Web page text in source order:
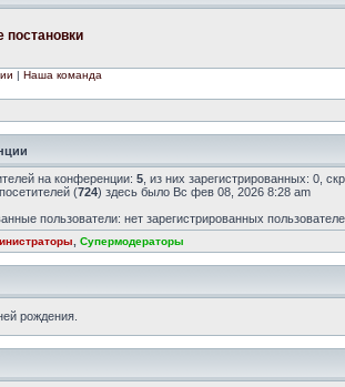
постановки
| Наша команда
на конференции: 5 , из них зарегистрированных: 0,
(724) здесь было Вс фев 08, 2026 8:28 am
пользователи: нет зарегистрированных
Супермодераторы
рождения.